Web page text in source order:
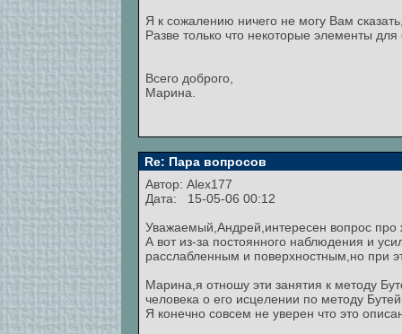
Я к сожалению ничего не могу Вам
Разве только что некоторые элементы
Всего доброго,
Марина.
Re: Пара вопросов
Автор: Alex177
Дата: 15-05-06 00:12
Уважаемый,Андрей,интересен вопрос
А вот из-за постоянного наблюдения и
расслабленным и поверхностным,но при
Марина,я отношу эти занятия к методу
человека о его исцелении по методу
Я конечно совсем не уверен что это